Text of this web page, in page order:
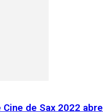
de Sax 2022 abre